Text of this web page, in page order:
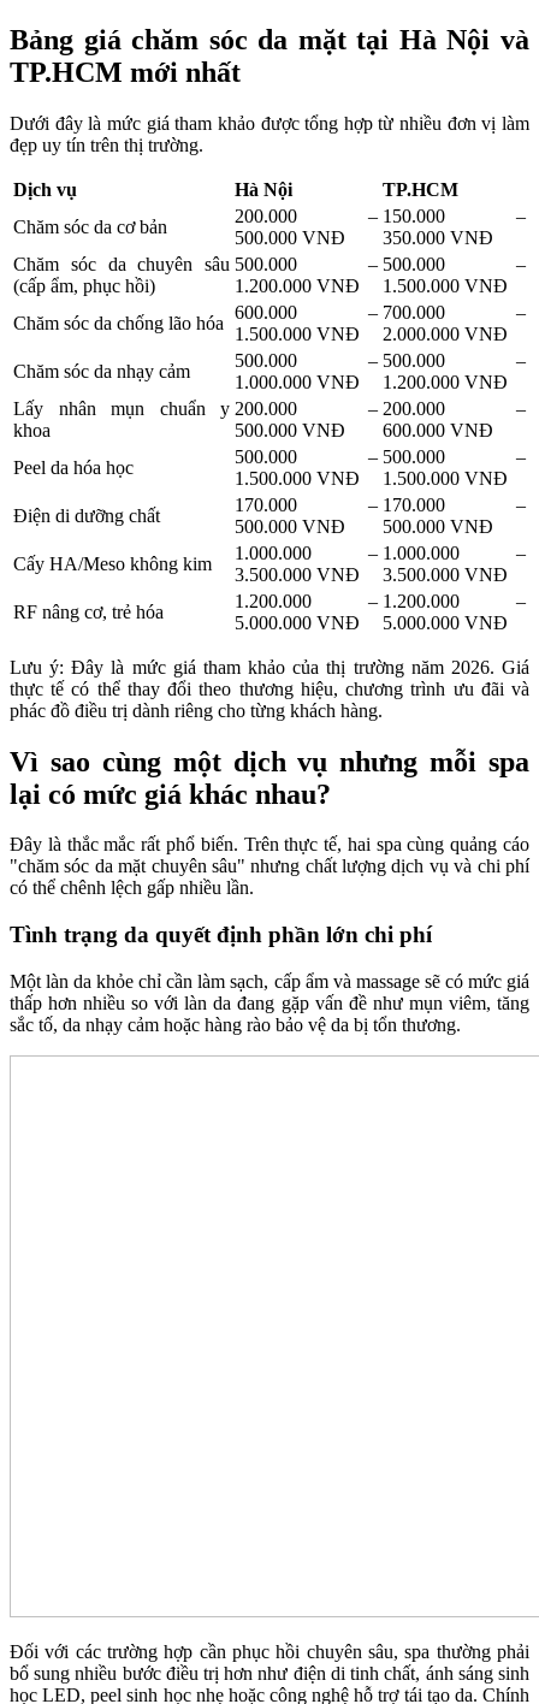
Bảng giá chăm sóc da mặt tại Hà Nội và
TP.HCM mới nhất
Dưới đây là mức giá tham khảo được tổng hợp từ nhiều đơn vị làm
đẹp uy tín trên thị trường.
Dịch vụ Hà Nội
TP.HCM
Chăm sóc da cơ bản
200.000 –
500.000 VNĐ
150.000 –
350.000 VNĐ
Chăm sóc da chuyên sâu
(cấp ẩm, phục hồi)
500.000 –
1.200.000 VNĐ
500.000 –
1.500.000 VNĐ
Chăm sóc da chống lão hóa
600.000 –
1.500.000 VNĐ
700.000 –
2.000.000 VNĐ
Chăm sóc da nhạy cảm
500.000 –
1.000.000 VNĐ
500.000 –
1.200.000 VNĐ
Lấy nhân mụn chuẩn y
khoa
200.000 –
500.000 VNĐ
200.000 –
600.000 VNĐ
Peel da hóa học
500.000 –
1.500.000 VNĐ
500.000 –
1.500.000 VNĐ
Điện di dưỡng chất
170.000 –
500.000 VNĐ
170.000 –
500.000 VNĐ
Cấy HA/Meso không kim
1.000.000 –
3.500.000 VNĐ
1.000.000 –
3.500.000 VNĐ
RF nâng cơ, trẻ hóa
1.200.000 –
5.000.000 VNĐ
1.200.000 –
5.000.000 VNĐ
Lưu ý: Đây là mức giá tham khảo của thị trường năm 2026. Giá
thực tế có thể thay đổi theo thương hiệu, chương trình ưu đãi và
phác đồ điều trị dành riêng cho từng khách hàng.
Vì sao cùng một dịch vụ nhưng mỗi spa
lại có mức giá khác nhau?
Đây là thắc mắc rất phổ biến. Trên thực tế, hai spa cùng quảng cáo
"chăm sóc da mặt chuyên sâu" nhưng chất lượng dịch vụ và chi phí
có thể chênh lệch gấp nhiều lần.
Tình trạng da quyết định phần lớn chi phí
Một làn da khỏe chỉ cần làm sạch, cấp ẩm và massage sẽ có mức giá
thấp hơn nhiều so với làn da đang gặp vấn đề như mụn viêm, tăng
sắc tố, da nhạy cảm hoặc hàng rào bảo vệ da bị tổn thương.
Đối với các trường hợp cần phục hồi chuyên sâu, spa thường phải
bổ sung nhiều bước điều trị hơn như điện di tinh chất, ánh sáng sinh
học LED, peel sinh học nhẹ hoặc công nghệ hỗ trợ tái tạo da. Chính